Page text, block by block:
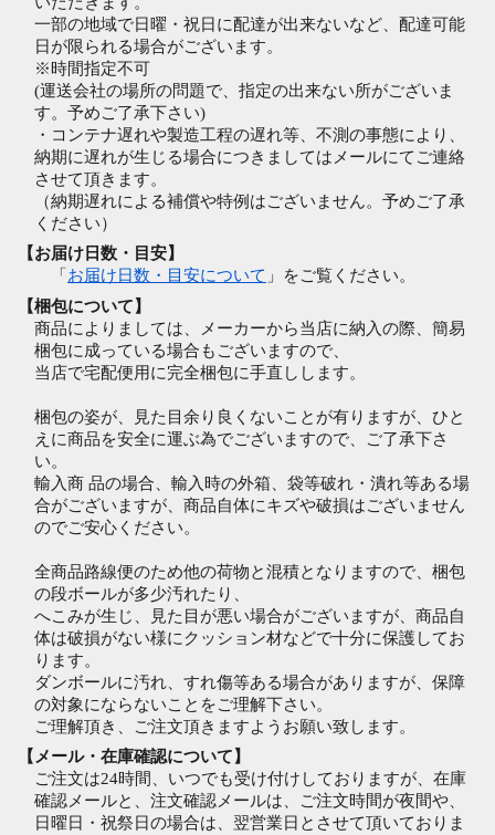
一部の地域で日曜・祝日に配達が出来ないなど、配達可能
日が限られる場合がございます。
※時間指定不可
(運送会社の場所の問題で、指定の出来ない所がございま
す。予めご了承下さい)
・コンテナ遅れや製造工程の遅れ等、不測の事態により、
納期に遅れが生じる場合につきましてはメールにてご連絡
させて頂きます。
（納期遅れによる補償や特例はございません。予めご了承
ください）
【お届け日数・目安】
「 お届け日数・目安について 」をご覧ください。
【梱包について】
商品によりましては、メーカーから当店に納入の際、簡易
梱包に成っている場合もございますので、
当店で宅配便用に完全梱包に手直しします。
梱包の姿が、見た目余り良くないことが有りますが、ひと
えに商品を安全に運ぶ為でございますので、ご了承下さ
い。
輸入商 品の場合、輸入時の外箱、袋等破れ・潰れ等ある場
合がございますが、商品自体にキズや破損はございません
のでご安心ください。
全商品路線便のため他の荷物と混積となりますので、梱包
の段ボールが多少汚れたり、
へこみが生じ、見た目が悪い場合がございますが、商品自
体は破損がない様にクッション材などで十分に保護してお
ります。
ダンボールに汚れ、すれ傷等ある場合がありますが、保障
の対象にならないことをご理解下さい。
ご理解頂き、ご注文頂きますようお願い致します。
【メール・在庫確認について】
ご注文は24時間、いつでも受け付けしておりますが、在庫
確認メールと、注文確認メールは、ご注文時間が夜間や、
日曜日・祝祭日の場合は、翌営業日とさせて頂いておりま